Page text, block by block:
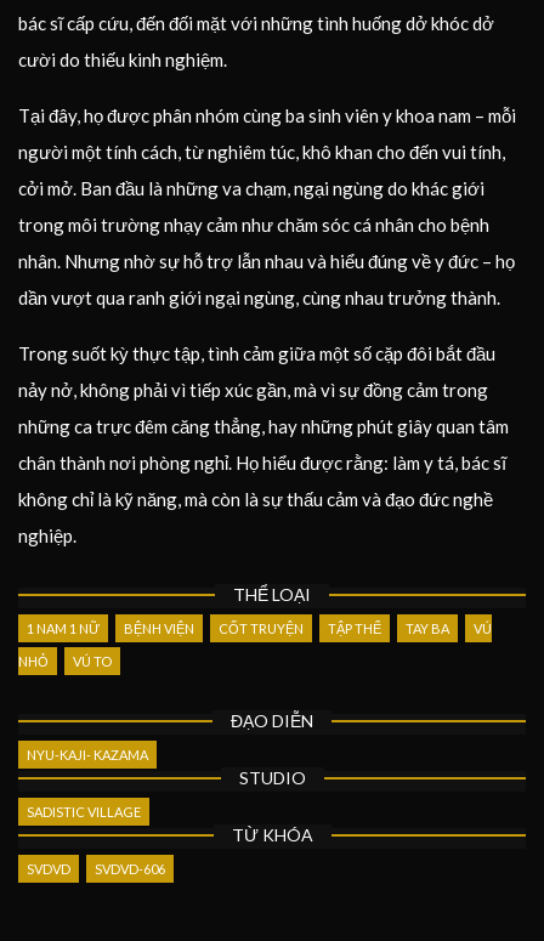
bác sĩ cấp cứu, đến đối mặt với những tình huống dở khóc dở
cười do thiếu kinh nghiệm.
Tại đây, họ được phân nhóm cùng ba sinh viên y khoa nam – mỗi
người một tính cách, từ nghiêm túc, khô khan cho đến vui tính,
cởi mở. Ban đầu là những va chạm, ngại ngùng do khác giới
trong môi trường nhạy cảm như chăm sóc cá nhân cho bệnh
nhân. Nhưng nhờ sự hỗ trợ lẫn nhau và hiểu đúng về y đức – họ
dần vượt qua ranh giới ngại ngùng, cùng nhau trưởng thành.
Trong suốt kỳ thực tập, tình cảm giữa một số cặp đôi bắt đầu
nảy nở, không phải vì tiếp xúc gần, mà vì sự đồng cảm trong
những ca trực đêm căng thẳng, hay những phút giây quan tâm
chân thành nơi phòng nghỉ. Họ hiểu được rằng: làm y tá, bác sĩ
không chỉ là kỹ năng, mà còn là sự thấu cảm và đạo đức nghề
nghiệp.
THỂ LOẠI
1 NAM 1 NỮ BỆNH VIỆN CỐT TRUYỆN TẬP THỂ TAY BA VÚ
NHỎ VÚ TO
ĐẠO DIỄN
NYU-KAJI- KAZAMA
STUDIO
SADISTIC VILLAGE
TỪ KHÓA
SVDVD SVDVD-606